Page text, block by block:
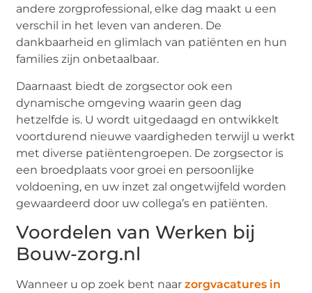
andere zorgprofessional, elke dag maakt u een
verschil in het leven van anderen. De
dankbaarheid en glimlach van patiënten en hun
families zijn onbetaalbaar.
Daarnaast biedt de zorgsector ook een
dynamische omgeving waarin geen dag
hetzelfde is. U wordt uitgedaagd en ontwikkelt
voortdurend nieuwe vaardigheden terwijl u werkt
met diverse patiëntengroepen. De zorgsector is
een broedplaats voor groei en persoonlijke
voldoening, en uw inzet zal ongetwijfeld worden
gewaardeerd door uw collega’s en patiënten.
Voordelen van Werken bij
Bouw-zorg.nl
Wanneer u op zoek bent naarzorgvacatures in